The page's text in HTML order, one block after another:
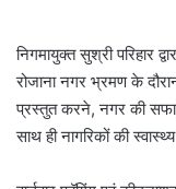
निगमायुक्त सुश्री परिहार
रोजाना नगर भ्रमण के
प्रस्तुत करने, नगर की
साथ ही नागरिकों की